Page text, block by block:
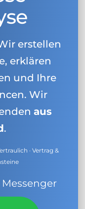
erstellen
erklären
und Ihre
Wir
aus
.
· Vertrag &